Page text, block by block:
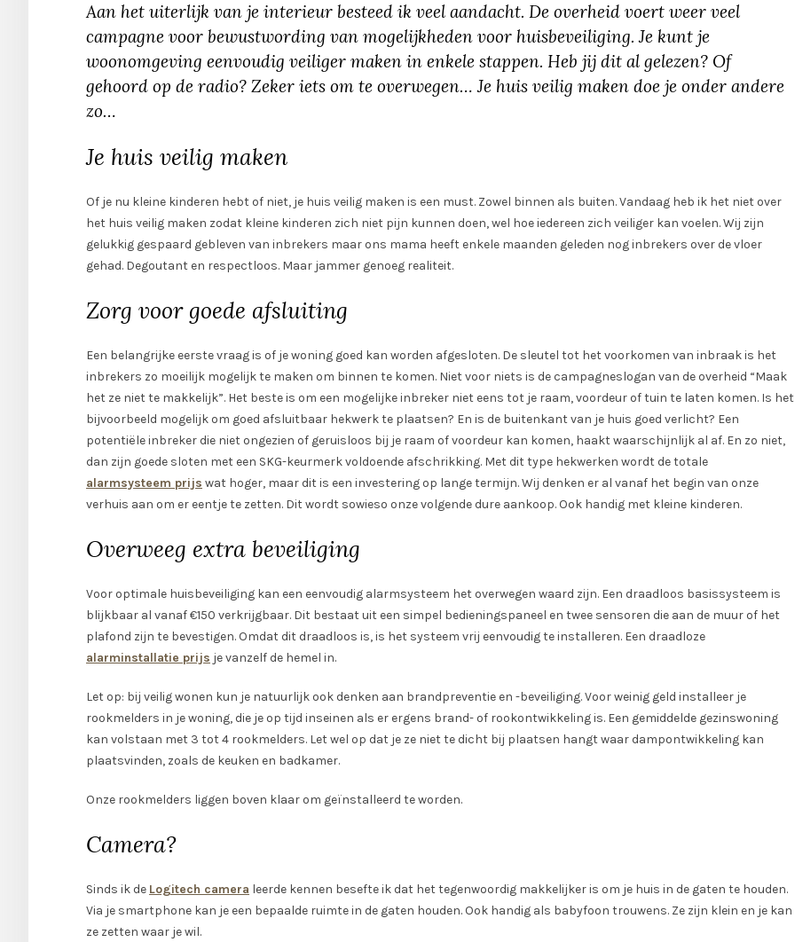
Aan het uiterlijk van je interieur besteed ik veel aandacht. De overheid voert weer veel
campagne voor bewustwording van mogelijkheden voor huisbeveiliging. Je kunt je
woonomgeving eenvoudig veiliger maken in enkele stappen. Heb jij dit al gelezen? Of
gehoord op de radio? Zeker iets om te overwegen… Je huis veilig maken doe je onder andere
zo…
Je huis veilig maken
Of je nu kleine kinderen hebt of niet, je huis veilig maken is een must. Zowel binnen als buiten. Vandaag heb ik het niet over
het huis veilig maken zodat kleine kinderen zich niet pijn kunnen doen, wel hoe iedereen zich veiliger kan voelen. Wij zijn
gelukkig gespaard gebleven van inbrekers maar ons mama heeft enkele maanden geleden nog inbrekers over de vloer
gehad. Degoutant en respectloos. Maar jammer genoeg realiteit.
Zorg voor goede afsluiting
Een belangrijke eerste vraag is of je woning goed kan worden afgesloten. De sleutel tot het voorkomen van inbraak is het
inbrekers zo moeilijk mogelijk te maken om binnen te komen. Niet voor niets is de campagneslogan van de overheid “Maak
het ze niet te makkelijk”. Het beste is om een mogelijke inbreker niet eens tot je raam, voordeur of tuin te laten komen. Is het
bijvoorbeeld mogelijk om goed afsluitbaar hekwerk te plaatsen? En is de buitenkant van je huis goed verlicht? Een
potentiële inbreker die niet ongezien of geruisloos bij je raam of voordeur kan komen, haakt waarschijnlijk al af. En zo niet,
dan zijn goede sloten met een SKG-keurmerk voldoende afschrikking. Met dit type hekwerken wordt de totale
alarmsysteem prijs wat hoger, maar dit is een investering op lange termijn. Wij denken er al vanaf het begin van onze
verhuis aan om er eentje te zetten. Dit wordt sowieso onze volgende dure aankoop. Ook handig met kleine kinderen.
Overweeg extra beveiliging
Voor optimale huisbeveiliging kan een eenvoudig alarmsysteem het overwegen waard zijn. Een draadloos basissysteem is
blijkbaar al vanaf €150 verkrijgbaar. Dit bestaat uit een simpel bedieningspaneel en twee sensoren die aan de muur of het
plafond zijn te bevestigen. Omdat dit draadloos is, is het systeem vrij eenvoudig te installeren. Een draadloze
alarminstallatie prijs je vanzelf de hemel in.
Let op: bij veilig wonen kun je natuurlijk ook denken aan brandpreventie en -beveiliging. Voor weinig geld installeer je
rookmelders in je woning, die je op tijd inseinen als er ergens brand- of rookontwikkeling is. Een gemiddelde gezinswoning
kan volstaan met 3 tot 4 rookmelders. Let wel op dat je ze niet te dicht bij plaatsen hangt waar dampontwikkeling kan
plaatsvinden, zoals de keuken en badkamer.
Onze rookmelders liggen boven klaar om geïnstalleerd te worden.
Camera?
Sinds ik de Logitech camera leerde kennen besefte ik dat het tegenwoordig makkelijker is om je huis in de gaten te houden.
Via je smartphone kan je een bepaalde ruimte in de gaten houden. Ook handig als babyfoon trouwens. Ze zijn klein en je kan
ze zetten waar je wil.